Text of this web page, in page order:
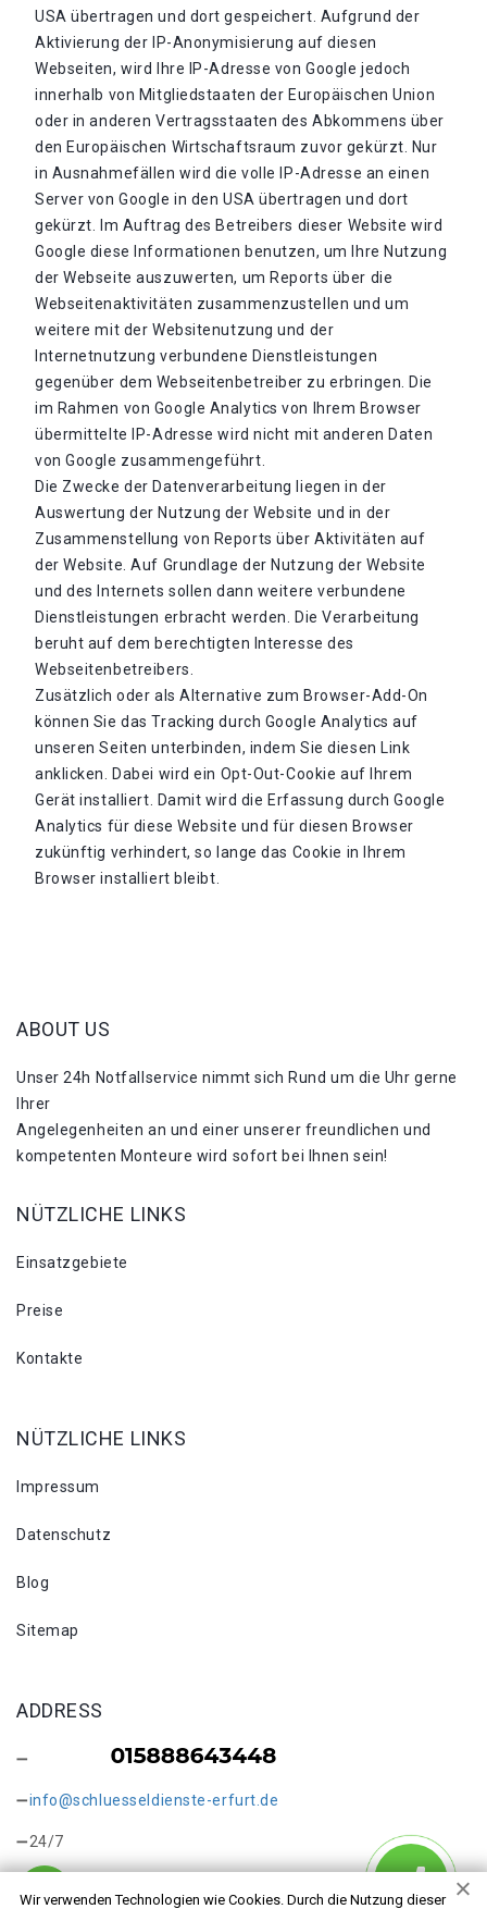
USA übertragen und dort gespeichert. Aufgrund der
Aktivierung der IP-Anonymisierung auf diesen
Webseiten, wird Ihre IP-Adresse von Google jedoch
innerhalb von Mitgliedstaaten der Europäischen Union
oder in anderen Vertragsstaaten des Abkommens über
den Europäischen Wirtschaftsraum zuvor gekürzt. Nur
in Ausnahmefällen wird die volle IP-Adresse an einen
Server von Google in den USA übertragen und dort
gekürzt. Im Auftrag des Betreibers dieser Website wird
Google diese Informationen benutzen, um Ihre Nutzung
der Webseite auszuwerten, um Reports über die
Webseitenaktivitäten zusammenzustellen und um
weitere mit der Websitenutzung und der
Internetnutzung verbundene Dienstleistungen
gegenüber dem Webseitenbetreiber zu erbringen. Die
im Rahmen von Google Analytics von Ihrem Browser
übermittelte IP-Adresse wird nicht mit anderen Daten
von Google zusammengeführt.
Die Zwecke der Datenverarbeitung liegen in der
Auswertung der Nutzung der Website und in der
Zusammenstellung von Reports über Aktivitäten auf
der Website. Auf Grundlage der Nutzung der Website
und des Internets sollen dann weitere verbundene
Dienstleistungen erbracht werden. Die Verarbeitung
beruht auf dem berechtigten Interesse des
Webseitenbetreibers.
Zusätzlich oder als Alternative zum Browser-Add-On
können Sie das Tracking durch Google Analytics auf
unseren Seiten unterbinden, indem Sie diesen Link
anklicken. Dabei wird ein Opt-Out-Cookie auf Ihrem
Gerät installiert. Damit wird die Erfassung durch Google
Analytics für diese Website und für diesen Browser
zukünftig verhindert, so lange das Cookie in Ihrem
Browser installiert bleibt.
Wir verwenden Technologien wie Cookies. Durch die Nutzung dieser
ABOUT US
Unser 24h Notfallservice nimmt sich Rund um die Uhr gerne
Ihrer
Angelegenheiten an und einer unserer freundlichen und
kompetenten Monteure wird sofort bei Ihnen sein!
NÜTZLICHE LINKS
Einsatzgebiete
Preise
Kontakte
NÜTZLICHE LINKS
Impressum
Datenschutz
Blog
Sitemap
ADDRESS
info@schluesseldienste-erfurt.de
24/7